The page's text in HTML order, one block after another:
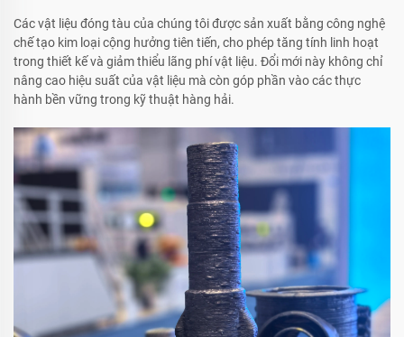
Các vật liệu đóng tàu của chúng tôi được sản xuất bằng công nghệ
chế tạo kim loại cộng hưởng tiên tiến, cho phép tăng tính linh hoạt
trong thiết kế và giảm thiểu lãng phí vật liệu. Đổi mới này không chỉ
nâng cao hiệu suất của vật liệu mà còn góp phần vào các thực
hành bền vững trong kỹ thuật hàng hải.